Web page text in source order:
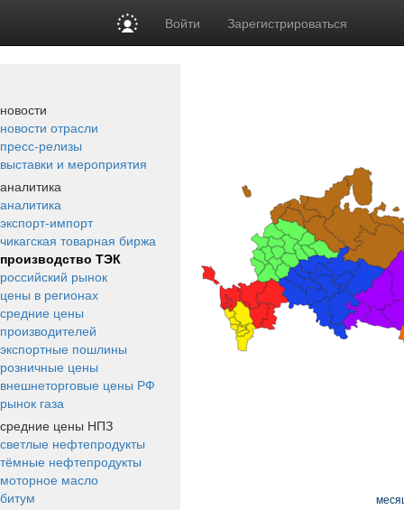
Войти Зарегистрироваться
новости
новости отрасли
пресс-релизы
выставки и мероприятия
аналитика
аналитика
экспорт-импорт
чикагская товарная биржа
производство ТЭК
российский рынок
цены в регионах
средние цены
производителей
экспортные пошлины
розничные цены
внешнеторговые цены РФ
рынок газа
средние цены НПЗ
светлые нефтепродукты
тёмные нефтепродукты
моторное масло
битум